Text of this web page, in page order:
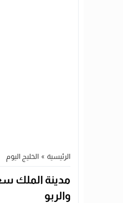
الرئيسية » الخليج اليوم
مدينة الملك
والربو